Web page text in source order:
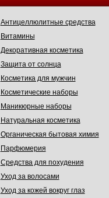
Антицеллюлитные средства
Витамины
Декоративная косметика
Защита от солнца
Косметика для мужчин
Косметические наборы
Маникюрные наборы
Натуральная косметика
Органическая бытовая химия
Парфюмерия
Средства для похудения
Уход за волосами
Уход за кожей вокруг глаз